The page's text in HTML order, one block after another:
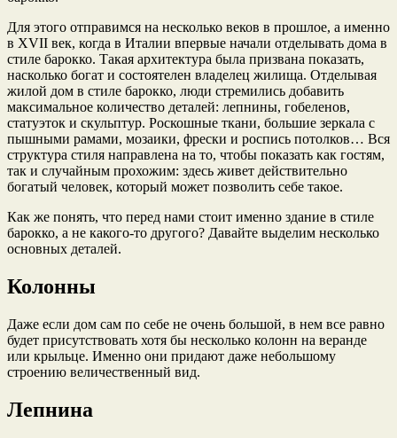
Для этого отправимся на несколько веков в прошлое, а именно
в XVII век, когда в Италии впервые начали отделывать дома в
стиле барокко. Такая архитектура была призвана показать,
насколько богат и состоятелен владелец жилища. Отделывая
жилой дом в стиле барокко, люди стремились добавить
максимальное количество деталей: лепнины, гобеленов,
статуэток и скульптур. Роскошные ткани, большие зеркала с
пышными рамами, мозаики, фрески и роспись потолков… Вся
структура стиля направлена на то, чтобы показать как гостям,
так и случайным прохожим: здесь живет действительно
богатый человек, который может позволить себе такое.
Как же понять, что перед нами стоит именно здание в стиле
барокко, а не какого-то другого? Давайте выделим несколько
основных деталей.
Колонны
Даже если дом сам по себе не очень большой, в нем все равно
будет присутствовать хотя бы несколько колонн на веранде
или крыльце. Именно они придают даже небольшому
строению величественный вид.
Лепнина